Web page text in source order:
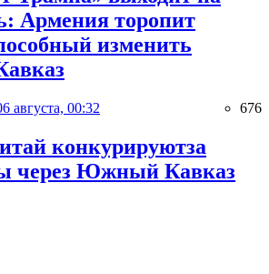
Армения торопит
изменить
августа, 00:32 676
конкурируютза
через Южный Кавказ